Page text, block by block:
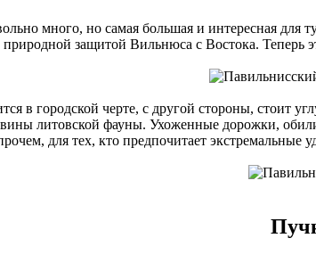
много, но самая большая и интересная
природной защитой Вильнюса с Востока.
в городской черте, с другой стороны, стоит
литовской фауны. Ухоженные дорожки,
для тех, кто предпочитает